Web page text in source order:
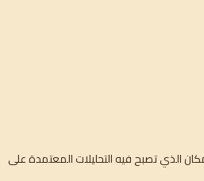
الذي تصبح فيه التحليلات المعتمدة على